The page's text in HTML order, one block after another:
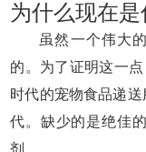
为什么现在
虽然一个伟大
的。为了证明这一点
时代的宠物食品递
代。缺少的是绝佳